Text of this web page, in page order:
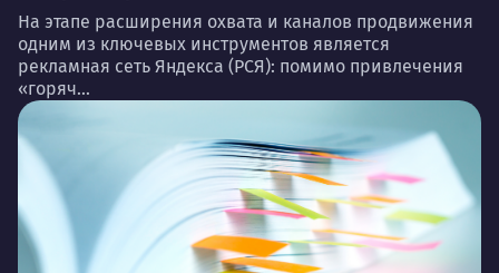
На этапе расширения охвата и каналов продвижения
одним из ключевых инструментов является
рекламная сеть Яндекса (РСЯ): помимо привлечения
«горяч...